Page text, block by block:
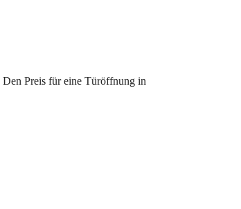
Den Preis für eine Türöffnung in